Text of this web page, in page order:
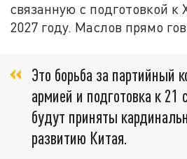
связанную с подготовкой к
2027 году. Маслов прямо
Это борьба за партийный
армией и подготовка к
будут приняты
развитию Китая.